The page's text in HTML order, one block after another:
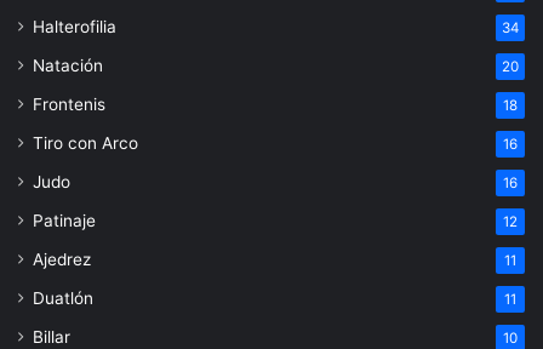
Halterofilia 34
Natación 20
Frontenis 18
Tiro con Arco 16
Judo 16
Patinaje 12
Ajedrez 11
Duatlón 11
Billar 10